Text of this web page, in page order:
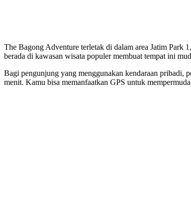
The Bagong Adventure terletak di dalam area Jatim Park
berada di kawasan wisata populer membuat tempat ini
Bagi pengunjung yang menggunakan kendaraan pribadi,
menit. Kamu bisa memanfaatkan GPS untuk